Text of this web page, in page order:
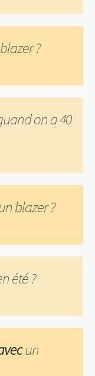
?
on a 40
blazer ?
été ?
un